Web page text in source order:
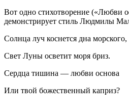
Вот одно стихотворение («Любви
демонстрирует стиль Людмилы
Солнца луч коснется дна морского,
Свет Луны осветит моря бриз.
Сердца тишина — любви основа
Или твой божественный каприз?